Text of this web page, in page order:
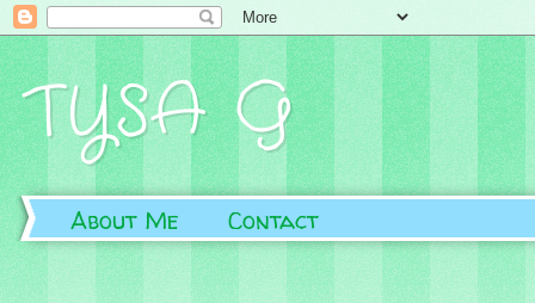
TYSA G
About Me Contact